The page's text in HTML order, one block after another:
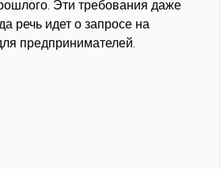
Эти требования даже
речь идет о запросе на
предпринимателей.